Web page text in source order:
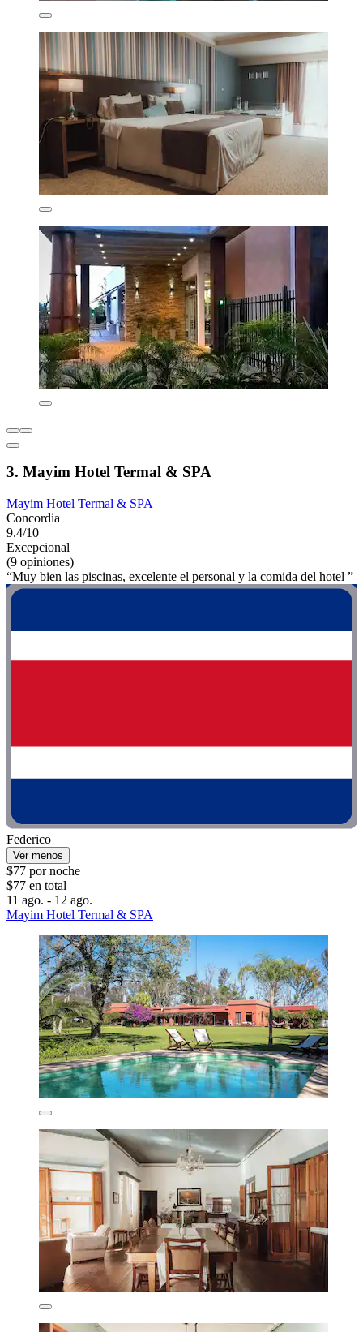
3. Mayim Hotel Termal & SPA
Mayim Hotel Termal & SPA
Concordia
9.4/10
Excepcional
(9 opiniones)
“Muy bien las piscinas, excelente el personal y la comida del hotel ”
Federico
Ver menos
$77 por noche
$77 en total
11 ago. - 12 ago.
Mayim Hotel Termal & SPA